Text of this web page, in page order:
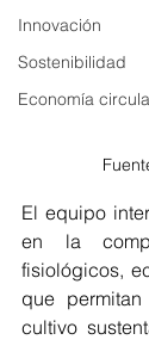
Innovación
Sostenibilidad
Economía
El equipo
en la
fisiológicos,
que
cultivo